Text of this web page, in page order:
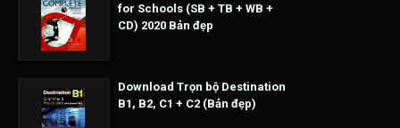
for Schools (SB + TB + WB +
CD) 2020 Bản đẹp
Download Trọn bộ Destination
B1, B2, C1 + C2 (Bản đẹp)